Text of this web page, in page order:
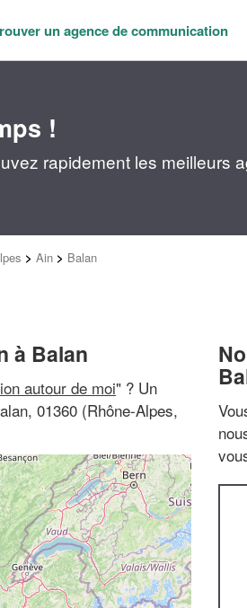
un agence de communication
!
rapidement les meilleurs
> Ain > Balan
à Balan
autour de moi" ? Un
01360 (Rhône-Alpes,